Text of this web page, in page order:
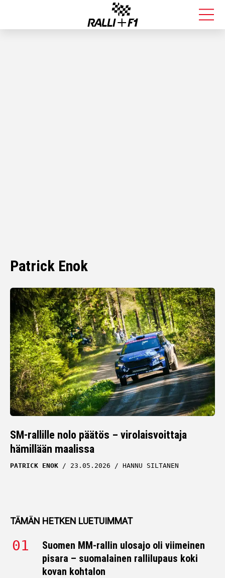
Patrick Enok
SM-rallille nolo päätös – virolaisvoittaja
hämillään maalissa
PATRICK ENOK 23.05.2026 HANNU SILTANEN
TÄMÄN HETKEN LUETUIMMAT
Suomen MM-rallin ulosajo oli viimeinen
pisara – suomalainen rallilupaus koki
kovan kohtalon